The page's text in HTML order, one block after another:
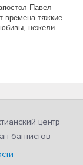
Павел
времена тяжкие.
нежели
центр
баптистов